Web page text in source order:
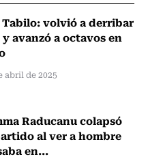
volvió a derribar
avanzó a octavos en
abril de 2025
Raducanu colapsó
al ver a hombre
en...